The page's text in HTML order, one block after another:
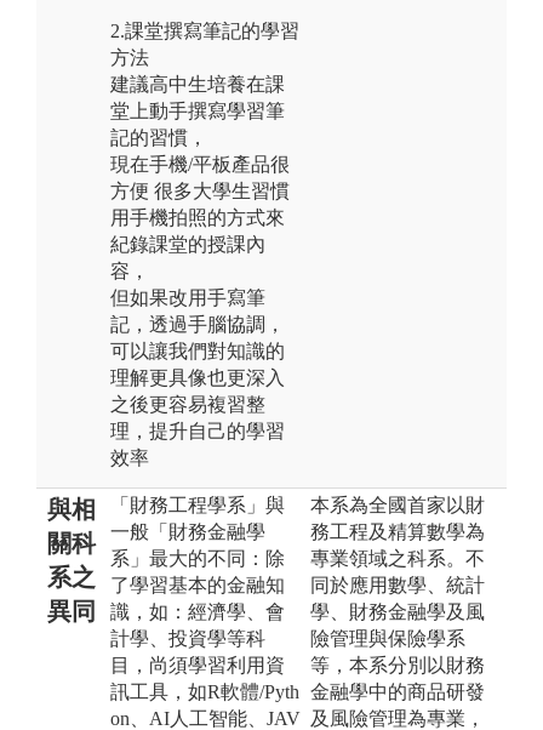
2.課堂撰寫筆記的學習
方法
建議高中生培養在課
堂上動手撰寫學習筆
記的習慣，
現在手機/平板產品很
方便 很多大學生習慣
用手機拍照的方式來
紀錄課堂的授課內
容，
但如果改用手寫筆
記，透過手腦協調，
可以讓我們對知識的
理解更具像也更深入
之後更容易複習整
理，提升自己的學習
效率
與相
關科
系之
異同
「財務工程學系」與
一般「財務金融學
系」最大的不同：除
了學習基本的金融知
識，如：經濟學、會
計學、投資學等科
目，尚須學習利用資
訊工具，如R軟體/Pyth
on、AI人工智能、JAV
本系為全國首家以財
務工程及精算數學為
專業領域之科系。不
同於應用數學、統計
學、財務金融學及風
險管理與保險學系
等，本系分別以財務
金融學中的商品研發
及風險管理為專業，